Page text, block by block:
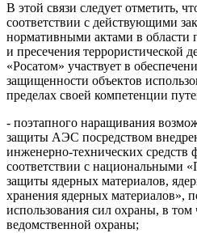
В этой связи следует отметить,
соответствии с действующими
нормативными актами в области
и пресечения террористической
«Росатом» участвует в
защищенности объектов
пределах своей компетенции
- поэтапного наращивания
защиты АЭС посредством
инженерно-технических средств
соответствии с национальными
защиты ядерных материалов,
хранения ядерных материалов»,
использования сил охраны, в том
ведомственной охраны;